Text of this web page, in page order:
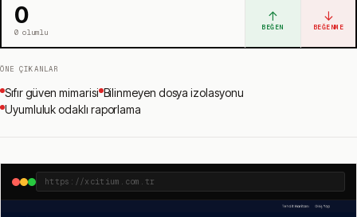
0
0olumlu
↑
BEĞEN
↓
BEĞENME
ÖNE ÇIKANLAR
Sıfır güven mimarisi Bilinmeyen dosya izolasyonu
Uyumluluk odaklı raporlama
https://xcitium.com.tr